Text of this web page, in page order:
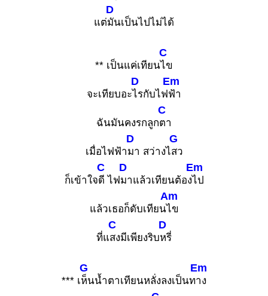
แต่
D
มันเป็นไปไม่ได้
** เป็นแค่เทียน
C
ไข
จะเทียบอะ
D
ไรกับไฟ
Em
ฟ้า
ฉันมันคงรกลูก
C
ตา
เมื่อไฟฟ้า
D
มา สว่างไ
G
สว
ก็เข้าใจ
C
ดี ไฟ
D
มาแล้วเทียนต้อง
Em
ไป
แล้วเธอก็ดับเทียน
Am
ไข
ที่แ
C
สงมีเพียงริบ
D
หรี่
*** เ
G
ห็นน้ำตาเทียนหลั่งลงเป็นท
Em
าง